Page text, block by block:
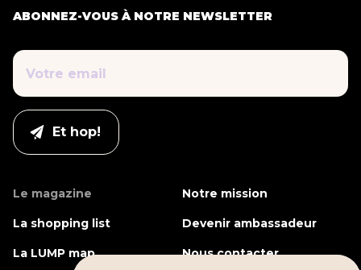
ABONNEZ-VOUS À NOTRE NEWSLETTER
Le magazine Notre mission
La shopping list Devenir ambassadeur
La LUMP map Nous contacter